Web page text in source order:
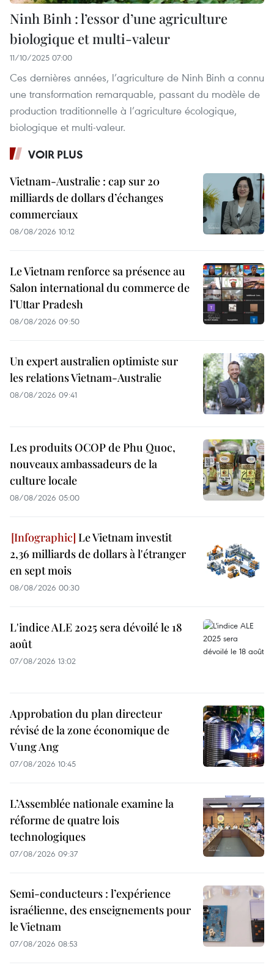
Ninh Binh : l’essor d’une agriculture
biologique et multi-valeur
11/10/2025 07:00
Ces dernières années, l’agriculture de Ninh Binh a connu
une transformation remarquable, passant du modèle de
production traditionnelle à l’agriculture écologique,
biologique et multi-valeur.
VOIR PLUS
Vietnam-Australie : cap sur 20
milliards de dollars d’échanges
commerciaux
08/08/2026 10:12
Le Vietnam renforce sa présence au
Salon international du commerce de
l’Uttar Pradesh
08/08/2026 09:50
Un expert australien optimiste sur
les relations Vietnam-Australie
08/08/2026 09:41
Les produits OCOP de Phu Quoc,
nouveaux ambassadeurs de la
culture locale
08/08/2026 05:00
Le Vietnam investit
2,36 milliards de dollars à l'étranger
en sept mois
08/08/2026 00:30
L'indice ALE 2025 sera dévoilé le 18
août
07/08/2026 13:02
Approbation du plan directeur
révisé de la zone économique de
Vung Ang
07/08/2026 10:45
L’Assemblée nationale examine la
réforme de quatre lois
technologiques
07/08/2026 09:37
Semi-conducteurs : l’expérience
israélienne, des enseignements pour
le Vietnam
07/08/2026 08:53